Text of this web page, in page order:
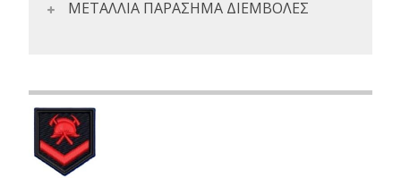
ΜΕΤΑΛΛΙΑ ΠΑΡΑΣΗΜΑ ΔΙΕΜΒΟΛΕΣ